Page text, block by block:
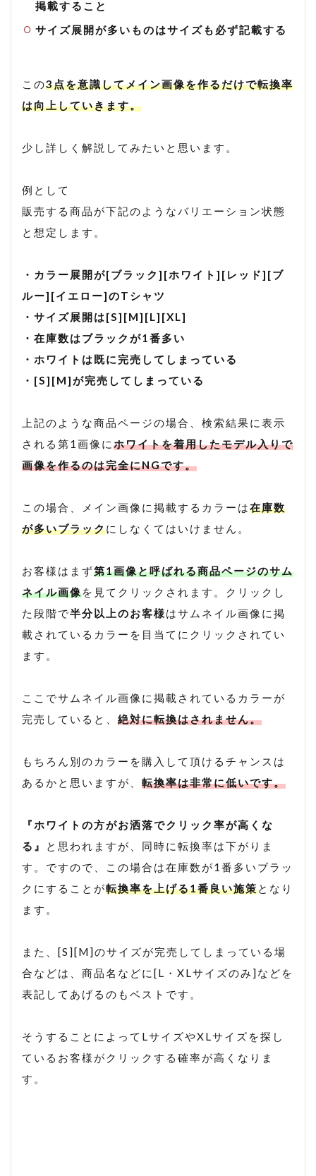
掲載すること
サイズ展開が多いものはサイズも必ず記載する
この3点を意識してメイン画像を作るだけで転換率
は向上していきます。
少し詳しく解説してみたいと思います。
例として
販売する商品が下記のようなバリエーション状態
と想定します。
・カラー展開が[ブラック][ホワイト][レッド][ブ
ルー][イエロー]のTシャツ
・サイズ展開は[S][M][L][XL]
・在庫数はブラックが1番多い
・ホワイトは既に完売してしまっている
・[S][M]が完売してしまっている
上記のような商品ページの場合、検索結果に表示
される第1画像に ホワイトを着用したモデル入りで
画像を作るのは完全にNGです。
この場合、メイン画像に掲載するカラーは在庫数
が多いブラックにしなくてはいけません。
お客様はまず第1画像と呼ばれる商品ページのサム
ネイル画像を見てクリックされます。クリックし
た段階で半分以上のお客様はサムネイル画像に掲
載されているカラーを目当てにクリックされてい
ます。
ここでサムネイル画像に掲載されているカラーが
完売していると、 絶対に転換はされません。
もちろん別のカラーを購入して頂けるチャンスは
あるかと思いますが、 転換率は非常に低いです。
『ホワイトの方がお洒落でクリック率が高くな
る』
と思われますが、同時に転換率は下がりま
す。ですので、この場合は在庫数が1番多いブラッ
クにすることが転換率を上げる1番良い施策となり
ます。
また、[S][M]のサイズが完売してしまっている場
合などは、商品名などに[L・XLサイズのみ]などを
表記してあげるのもベストです。
そうすることによってLサイズやXLサイズを探し
ているお客様がクリックする確率が高くなりま
す。